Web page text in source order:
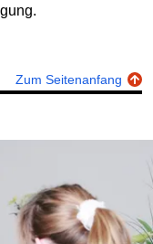
Zum Seitenanfang